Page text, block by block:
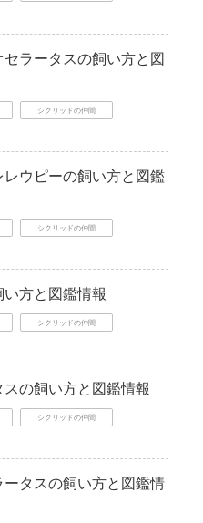
ラータスの飼い方と図
シクリッドの仲間
ウピーの飼い方と図鑑
シクリッドの仲間
方と図鑑情報
シクリッドの仲間
の飼い方と図鑑情報
シクリッドの仲間
タスの飼い方と図鑑情